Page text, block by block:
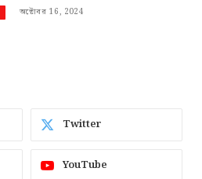
অক্টোবর 16, 2024
Twitter
YouTube